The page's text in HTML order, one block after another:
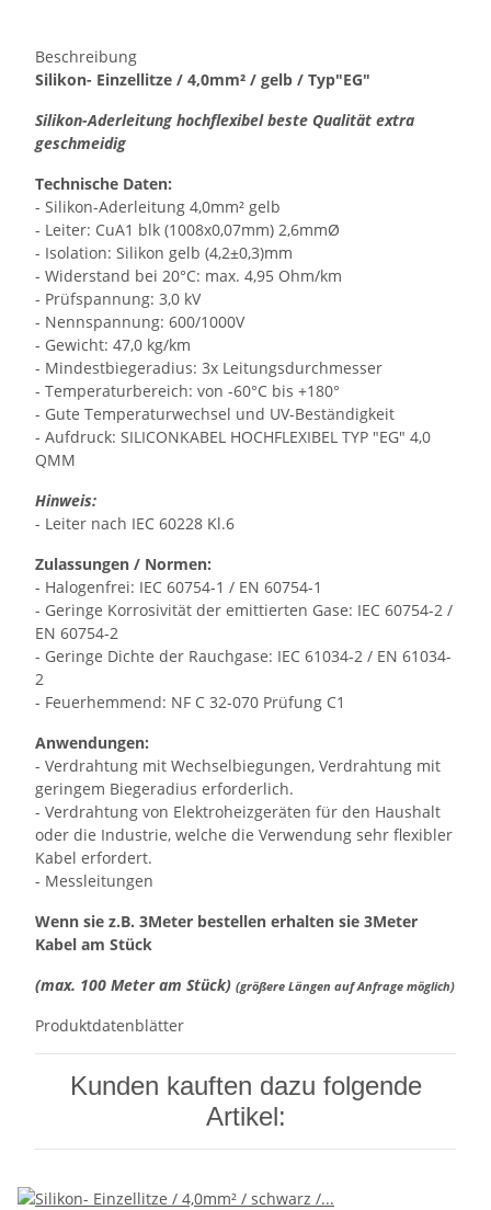
Beschreibung
Silikon- Einzellitze / 4,0mm² / gelb / Typ"EG"
Silikon-Aderleitung hochflexibel beste Qualität extra
geschmeidig
Technische Daten:
- Silikon-Aderleitung 4,0mm² gelb
- Leiter: CuA1 blk (1008x0,07mm) 2,6mmØ
- Isolation: Silikon gelb (4,2±0,3)mm
- Widerstand bei 20°C: max. 4,95 Ohm/km
- Prüfspannung: 3,0 kV
- Nennspannung: 600/1000V
- Gewicht: 47,0 kg/km
- Mindestbiegeradius: 3x Leitungsdurchmesser
- Temperaturbereich: von -60°C bis +180°
- Gute Temperaturwechsel und UV-Beständigkeit
- Aufdruck: SILICONKABEL HOCHFLEXIBEL TYP "EG" 4,0
QMM
Hinweis:
- Leiter nach IEC 60228 Kl.6
Zulassungen / Normen:
- Halogenfrei: IEC 60754-1 / EN 60754-1
- Geringe Korrosivität der emittierten Gase: IEC 60754-2 /
EN 60754-2
- Geringe Dichte der Rauchgase: IEC 61034-2 / EN 61034-
2
- Feuerhemmend: NF C 32-070 Prüfung C1
Anwendungen:
- Verdrahtung mit Wechselbiegungen, Verdrahtung mit
geringem Biegeradius erforderlich.
- Verdrahtung von Elektroheizgeräten für den Haushalt
oder die Industrie, welche die Verwendung sehr flexibler
Kabel erfordert.
- Messleitungen
Wenn sie z.B. 3Meter bestellen erhalten sie 3Meter
Kabel am Stück
(max. 100 Meter am Stück) (größere Längen auf Anfrage möglich)
Produktdatenblätter
Kunden kauften dazu folgende
Artikel: